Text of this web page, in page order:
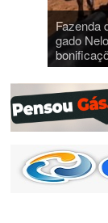
Fazenda
gado